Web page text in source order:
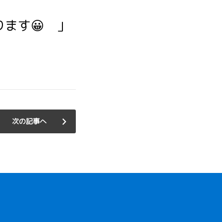
す😀 」
次の記事へ